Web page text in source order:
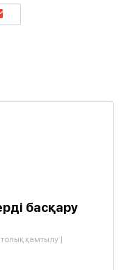
басқару
қамтылу |